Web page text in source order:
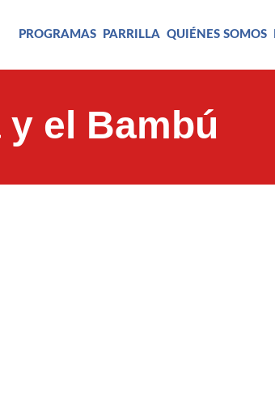
PROGRAMAS PARRILLA QUIÉNES SOMOS
el Bambú